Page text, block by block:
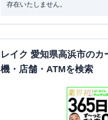
存在いたしません。
レイク 愛知県高浜市のカ
機・店舗・ATMを検索